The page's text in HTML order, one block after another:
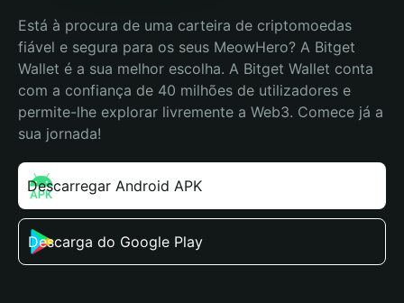
Está à procura de uma carteira de criptomoedas
fiável e segura para os seus MeowHero? A Bitget
Wallet é a sua melhor escolha. A Bitget Wallet conta
com a confiança de 40 milhões de utilizadores e
permite-lhe explorar livremente a Web3. Comece já a
sua jornada!
Descarregar Android APK
Descarga do Google Play